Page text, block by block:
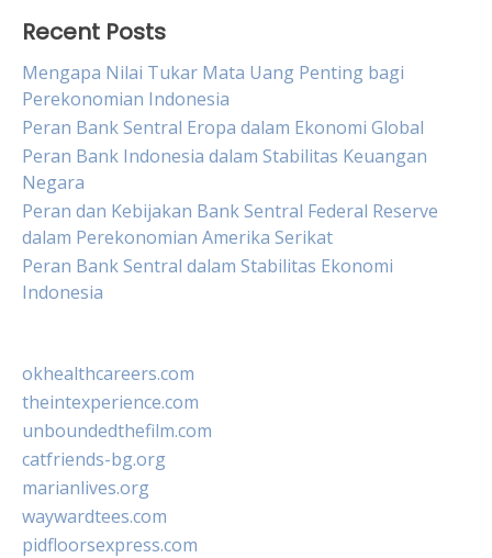
Recent Posts
Mengapa Nilai Tukar Mata Uang Penting bagi
Perekonomian Indonesia
Peran Bank Sentral Eropa dalam Ekonomi Global
Peran Bank Indonesia dalam Stabilitas Keuangan
Negara
Peran dan Kebijakan Bank Sentral Federal Reserve
dalam Perekonomian Amerika Serikat
Peran Bank Sentral dalam Stabilitas Ekonomi
Indonesia
okhealthcareers.com
theintexperience.com
unboundedthefilm.com
catfriends-bg.org
marianlives.org
waywardtees.com
pidfloorsexpress.com